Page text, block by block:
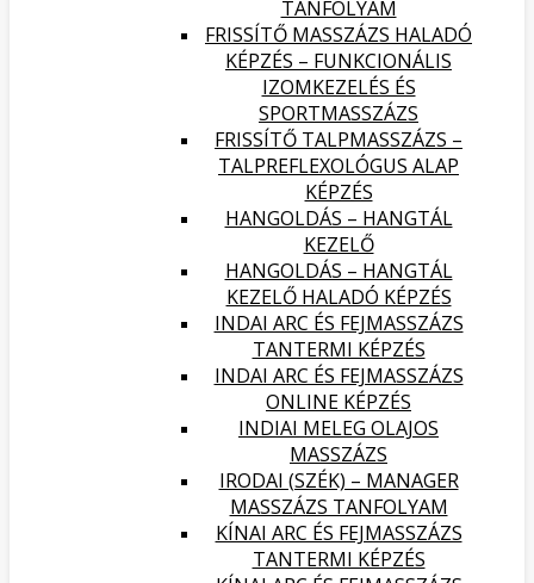
TANFOLYAM
FRISSÍTŐ MASSZÁZS HALADÓ
KÉPZÉS – FUNKCIONÁLIS
IZOMKEZELÉS ÉS
SPORTMASSZÁZS
FRISSÍTŐ TALPMASSZÁZS –
TALPREFLEXOLÓGUS ALAP
KÉPZÉS
HANGOLDÁS – HANGTÁL
KEZELŐ
HANGOLDÁS – HANGTÁL
KEZELŐ HALADÓ KÉPZÉS
INDAI ARC ÉS FEJMASSZÁZS
TANTERMI KÉPZÉS
INDAI ARC ÉS FEJMASSZÁZS
ONLINE KÉPZÉS
INDIAI MELEG OLAJOS
MASSZÁZS
IRODAI (SZÉK) – MANAGER
MASSZÁZS TANFOLYAM
KÍNAI ARC ÉS FEJMASSZÁZS
TANTERMI KÉPZÉS